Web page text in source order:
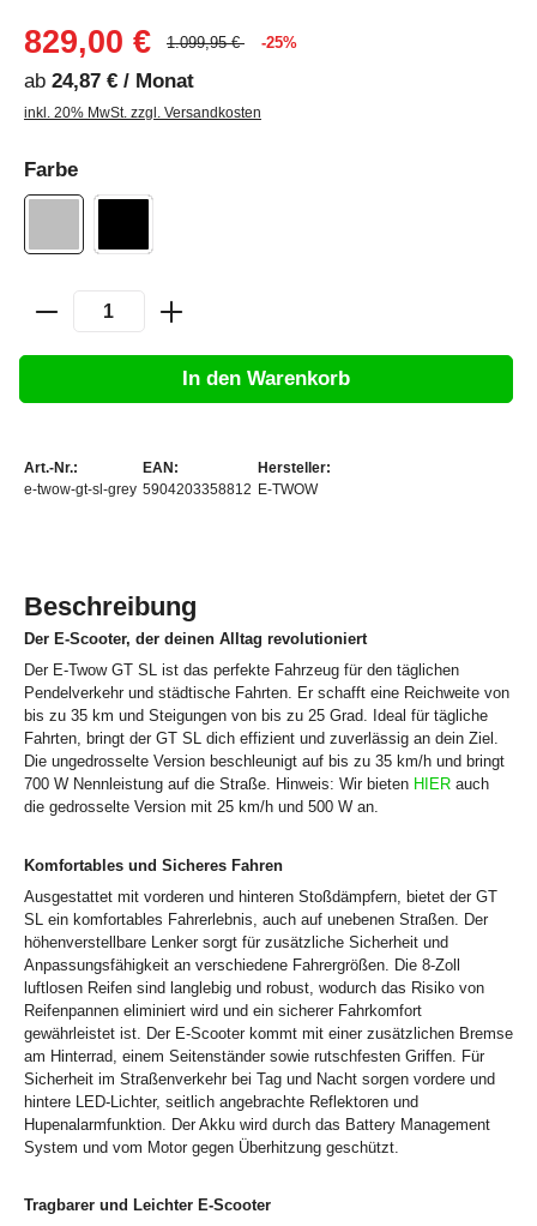
829,00 €
1.099,95 € -25%
ab 24,87 € / Monat
inkl. 20% MwSt. zzgl. Versandkosten
Farbe
In den Warenkorb
Art.-Nr.:
e-twow-gt-sl-grey
EAN:
5904203358812
Hersteller:
E-TWOW
Beschreibung
Der E-Scooter, der deinen Alltag revolutioniert
Der E-Twow GT SL ist das perfekte Fahrzeug für den täglichen
Pendelverkehr und städtische Fahrten. Er schafft eine Reichweite von
bis zu 35 km und Steigungen von bis zu 25 Grad. Ideal für tägliche
Fahrten, bringt der GT SL dich effizient und zuverlässig an dein Ziel.
Die ungedrosselte Version beschleunigt auf bis zu 35 km/h und bringt
700 W Nennleistung auf die Straße. Hinweis: Wir bieten HIER auch
die gedrosselte Version mit 25 km/h und 500 W an.
Komfortables und Sicheres Fahren
Ausgestattet mit vorderen und hinteren Stoßdämpfern, bietet der GT
SL ein komfortables Fahrerlebnis, auch auf unebenen Straßen. Der
höhenverstellbare Lenker sorgt für zusätzliche Sicherheit und
Anpassungsfähigkeit an verschiedene Fahrergrößen. Die 8-Zoll
luftlosen Reifen sind langlebig und robust, wodurch das Risiko von
Reifenpannen eliminiert wird und ein sicherer Fahrkomfort
gewährleistet ist. Der E-Scooter kommt mit einer zusätzlichen Bremse
am Hinterrad, einem Seitenständer sowie rutschfesten Griffen. Für
Sicherheit im Straßenverkehr bei Tag und Nacht sorgen vordere und
hintere LED-Lichter, seitlich angebrachte Reflektoren und
Hupenalarmfunktion. Der Akku wird durch das Battery Management
System und vom Motor gegen Überhitzung geschützt.
Tragbarer und Leichter E-Scooter